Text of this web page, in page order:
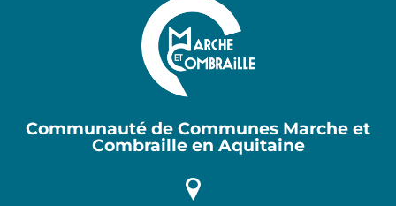
Communauté de Communes Marche et
Combraille en Aquitaine